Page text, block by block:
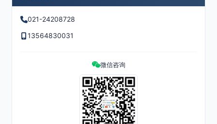
021-24208728
13564830031
微信咨询